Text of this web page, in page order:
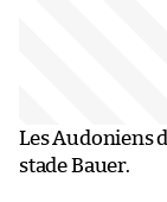
Les Audoniens
stade Bauer.